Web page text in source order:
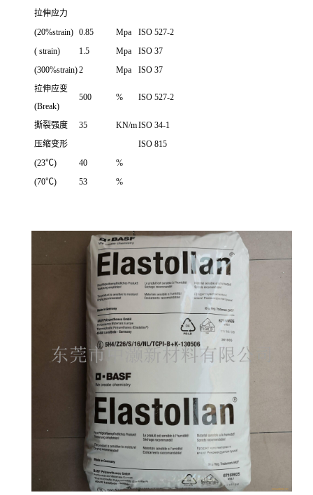
拉伸应力
(20%strain) 0.85 Mpa
ISO 527-2
( strain)
1.5 Mpa
ISO 37
(300%strain)2 Mpa
ISO 37
拉伸应变
(Break)
500 % ISO 527-2
撕裂强度 35 KN/mISO 34-1
压缩变形
ISO 815
(23℃)
40
%
(70℃)
53 %